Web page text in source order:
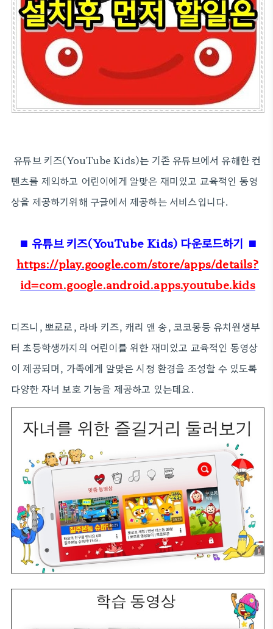
유튜브 키즈(YouTube Kids)는 기존 유튜브에서 유해한 컨
텐츠를 제외하고 어린이에게 알맞은 재미있고 교육적인 동영
상을 제공하기위해 구글에서 제공하는 서비스입니다.
■유튜브 키즈(YouTube Kids) 다운로드하기 ■
https://play.google.com/store/apps/details?
id=com.google.android.apps.youtube.kids
디즈니, 뽀로로, 라바 키즈, 캐리 앤 송, 코코몽등 유치원생부
터 초등학생까지의 어린이를 위한 재미있고 교육적인 동영상
이 제공되며, 가족에게 알맞은 시청 환경을 조성할 수 있도록
다양한 자녀 보호 기능을 제공하고 있는데요.